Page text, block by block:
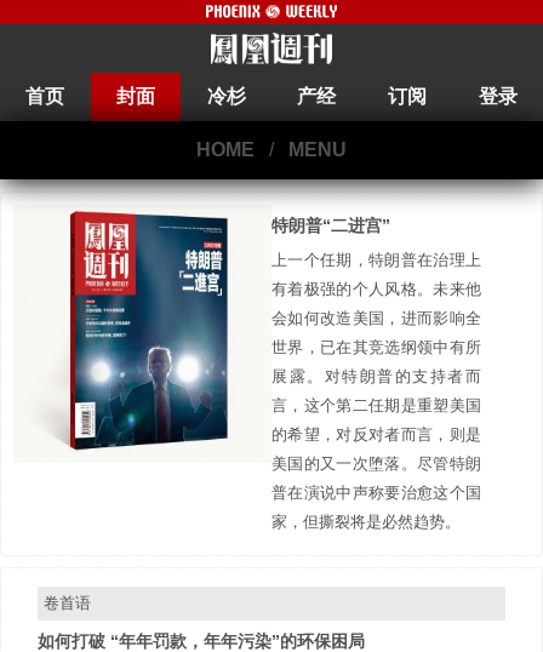
首页 封面 冷杉 产经 订阅 登录
HOME / MENU
特朗普“二进宫”
上一个任期，特朗普在治理上
有着极强的个人风格。未来他
会如何改造美国，进而影响全
世界，已在其竞选纲领中有所
展露。对特朗普的支持者而
言，这个第二任期是重塑美国
的希望，对反对者而言，则是
美国的又一次堕落。尽管特朗
普在演说中声称要治愈这个国
家，但撕裂将是必然趋势。
卷首语
如何打破 “年年罚款，年年污染”的环保困局